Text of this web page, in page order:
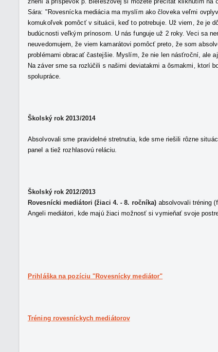
Sára: "Rovesnícka mediácia ma myslím ako človeka veľmi
komukoľvek pomôcť v situácii, keď to potrebuje. Už viem, že je
budúcnosti veľkým prínosom. U nás funguje už 2 roky. Veci sa
neuvedomujem, že viem kamarátovi pomôcť preto, že som
problémami obracať častejšie. Myslím, že nie len násťroční, ale
Na záver sme sa rozlúčili s našimi deviatakmi a ôsmakmi, ktorí
spolupráce.
Školský rok 2013/2014
Absolvovali sme pravidelné stretnutia, kde sme riešili rôzne
panel a tiež rozhlasovú reláciu.
Školský rok 2012/2013
Rovesnícki mediátori (žiaci 4. - 8. ročníka) absolvovali tréning
Angeli mediátori, kde majú žiaci možnosť si vymieňať svoje
Prihláška na pozíciu "Rovesnícky mediátor"
Tréning rovesníckych mediátorov